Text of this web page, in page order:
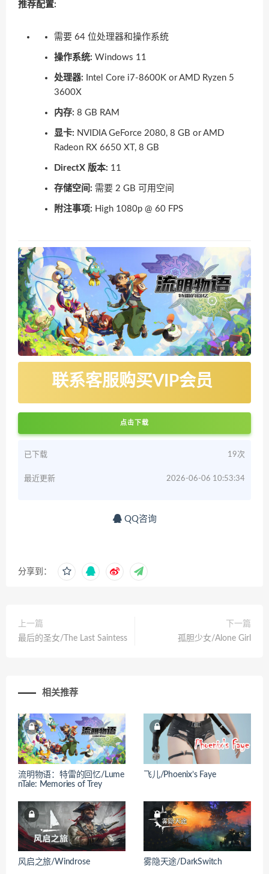
推荐配置:
需要 64 位处理器和操作系统
操作系统: Windows 11
处理器: Intel Core i7-8600K or AMD Ryzen 5
3600X
内存: 8 GB RAM
显卡: NVIDIA GeForce 2080, 8 GB or AMD
Radeon RX 6650 XT, 8 GB
DirectX 版本: 11
存储空间: 需要 2 GB 可用空间
附注事项: High 1080p @ 60 FPS
联系客服购买VIP会员
点击下载
已下载 19次
最近更新 2026-06-06 10:53:34
QQ咨询
分享到：
上一篇
最后的圣女/The Last Saintess
下一篇
孤胆少女/Alone Girl
相关推荐
流明物语：特雷的回忆/Lume
nTale: Memories of Trey
飞儿/Phoenix’s Faye
风启之旅/Windrose 雾隐天途/DarkSwitch